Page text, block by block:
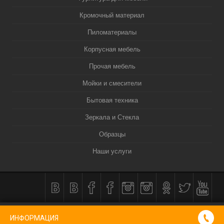
Кромочный материал
Пиломатериалы
Корпусная мебель
Прочая мебель
Мойки и смесители
Бытовая техника
Зеркала и Стекла
Образцы
Наши услуги
ИНФОРМАЦИЯ